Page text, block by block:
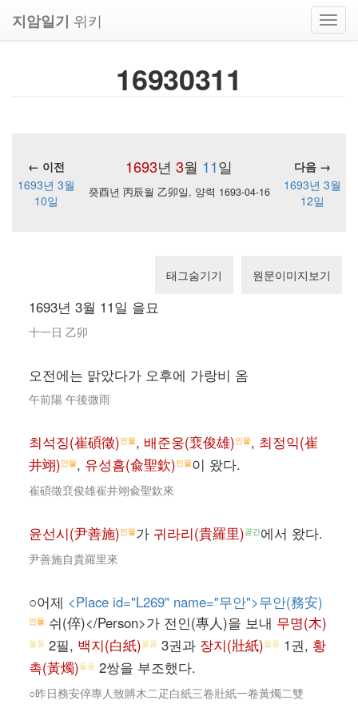
지암일기 위키
16930311
1693년 3월 11일
← 이전
다음 →
1693년 3월
10일
癸酉년 丙辰월 乙卯일, 양력 1693-04-16
1693년 3월
12일
태그숨기기 원문이미지보기
1693년 3월 11일 을묘
十一日 乙卯
오전에는 맑았다가 오후에 가랑비 옴
午前陽 午後微雨
최석징(崔碩徵)인물, 배준웅(裵俊雄)인물, 최정익(崔
井翊)인물, 유성흠(兪聖欽)인물이 왔다.
崔碩徵裵俊雄崔井翊兪聖欽來
윤선시(尹善施)인물가 귀라리(貴羅里)공간에서 왔다.
尹善施自貴羅里來
○어제 <Place id="L269" name="무안">무안(務安)
인물 쉬(倅)</Person>가 전인(專人)을 보내 무명(木)
물품 2필, 백지(白紙)물품 3권과 장지(壯紙)물품 1권, 황
촉(黃燭)물품 2쌍을 부조했다.
○昨日務安倅專人致賻木二疋白紙三卷壯紙一卷黃燭二雙